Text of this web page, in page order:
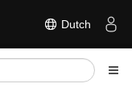
Dutch